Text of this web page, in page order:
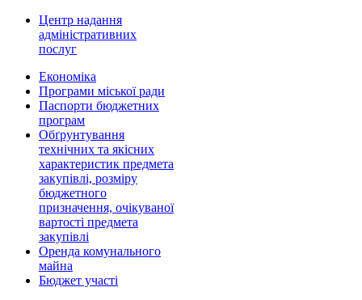
Центр надання
адміністративних
послуг
Економіка
Програми міської ради
Паспорти бюджетних
програм
Обґрунтування
технічних та якісних
характеристик предмета
закупівлі, розміру
бюджетного
призначення, очікуваної
вартості предмета
закупівлі
Оренда комунального
майна
Бюджет участі